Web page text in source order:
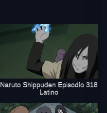
Naruto Shippuden Episodio 318
Latino